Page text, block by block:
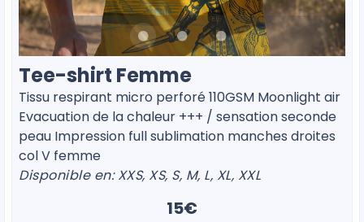
Tee-shirt Femme
Tissu respirant micro perforé 110GSM Moonlight air
Evacuation de la chaleur +++ / sensation seconde
peau Impression full sublimation manches droites
col V femme
Disponible en: XXS, XS, S, M, L, XL, XXL
15€